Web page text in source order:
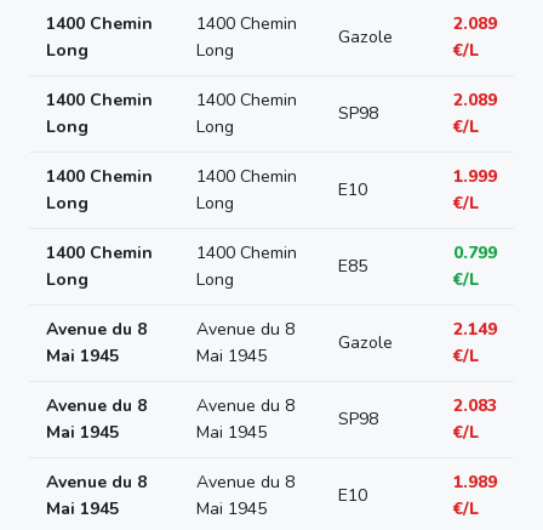
1400 Chemin
Long
1400 Chemin
Long
Gazole
2.089
€/L
1400 Chemin
Long
1400 Chemin
Long
SP98
2.089
€/L
1400 Chemin
Long
1400 Chemin
Long
E10
1.999
€/L
1400 Chemin
Long
1400 Chemin
Long
E85
0.799
€/L
Avenue du 8
Mai 1945
Avenue du 8
Mai 1945
Gazole
2.149
€/L
Avenue du 8
Mai 1945
Avenue du 8
Mai 1945
SP98
2.083
€/L
Avenue du 8
Mai 1945
Avenue du 8
Mai 1945
E10
1.989
€/L